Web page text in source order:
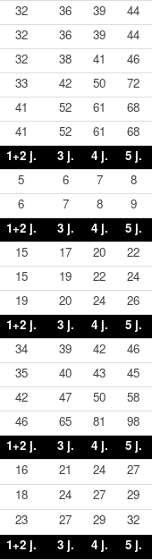
32 36 39 44
32 36 39 44
32 38 41 46
33 42 50 72
41 52 61 68
41 52 61 68
1+2 j. 3 j. 4 j. 5 j.
5 6 7 8
6 7 8 9
1+2 j. 3 j. 4 j. 5 j.
15 17 20 22
15 19 22 24
19 20 24 26
1+2 j. 3 j. 4 j. 5 j.
34 39 42 46
35 40 43 45
42 47 50 58
46 65 81 98
1+2 j. 3 j. 4 j. 5 j.
16 21 24 27
18 24 27 29
23 27 29 32
1+2 j. 3 j. 4 j. 5 j.